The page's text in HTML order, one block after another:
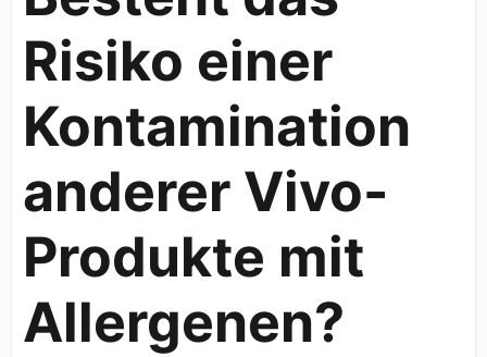
Risiko einer
Kontamination
anderer Vivo-
Produkte mit
Allergenen?